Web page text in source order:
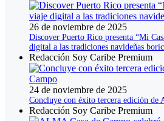
26 de noviembre de 2025
Discover Puerto Rico presenta “Mi
digital a las tradiciones navideñas
Redacción Soy Caribe Premium
24 de noviembre de 2025
Concluye con éxito tercera edición de
Redacción Soy Caribe Premium